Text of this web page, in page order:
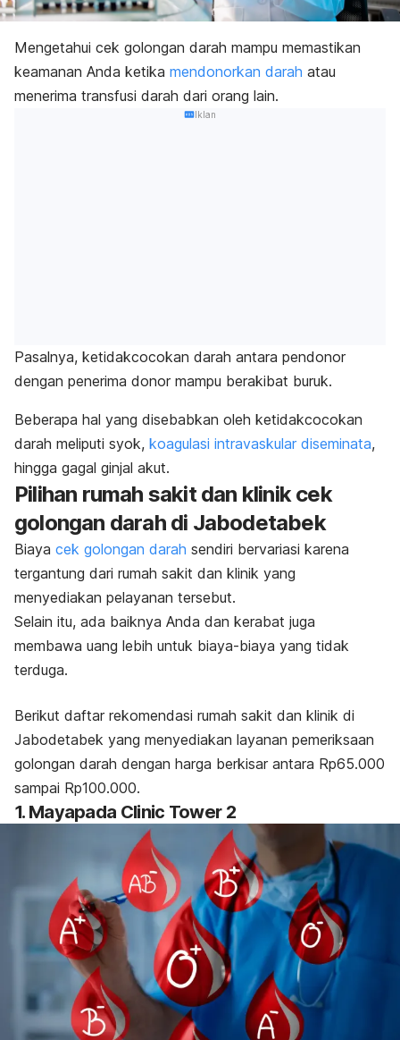
Mengetahui cek golongan darah mampu memastikan
keamanan Anda ketika mendonorkan darah atau
menerima transfusi darah dari orang lain.
Iklan
Pasalnya, ketidakcocokan darah antara pendonor
dengan penerima donor mampu berakibat buruk.
Beberapa hal yang disebabkan oleh ketidakcocokan
darah meliputi syok, koagulasi intravaskular diseminata,
hingga gagal ginjal akut.
Pilihan rumah sakit dan klinik cek
golongan darah di Jabodetabek
Biaya cek golongan darah sendiri bervariasi karena
tergantung dari rumah sakit dan klinik yang
menyediakan pelayanan tersebut.
Selain itu, ada baiknya Anda dan kerabat juga
membawa uang lebih untuk biaya-biaya yang tidak
terduga.
Berikut daftar rekomendasi rumah sakit dan klinik di
Jabodetabek yang menyediakan layanan pemeriksaan
golongan darah dengan harga berkisar antara Rp65.000
sampai Rp100.000.
1. Mayapada Clinic Tower 2